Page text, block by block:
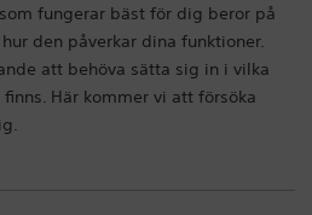
fungerar bäst för dig beror på
den påverkar dina funktioner.
att behöva sätta sig in i vilka
Här kommer vi att försöka